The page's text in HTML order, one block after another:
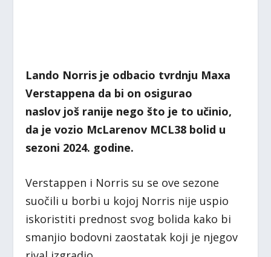
Lando Norris je odbacio tvrdnju Maxa
Verstappena da bi on osigurao
naslov još ranije nego što je to učinio,
da je vozio McLarenov MCL38 bolid u
sezoni 2024. godine.
Verstappen i Norris su se ove sezone
suočili u borbi u kojoj Norris nije uspio
iskoristiti prednost svog bolida kako bi
smanjio bodovni zaostatak koji je njegov